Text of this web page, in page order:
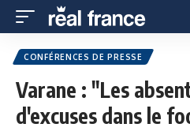
CONFÉRENCES DE PRESSE
Varane : "Les
d'excuses dans le